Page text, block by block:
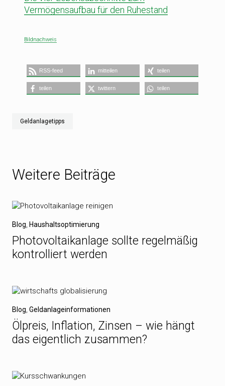
Vermögensaufbau für den Ruhestand
Bildnachweis
RSS-feed mitteilen teilen
teilen twittern teilen
Geldanlagetipps
Weitere Beiträge
Blog Haushaltsoptimierung
Photovoltaikanlage sollte regelmäßig
kontrolliert werden
Blog Geldanlageinformationen
Ölpreis, Inflation, Zinsen – wie hängt
das eigentlich zusammen?